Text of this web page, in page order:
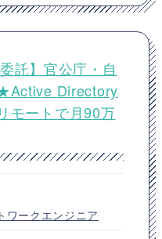
託】官公庁・自
Directory
モートで月90万
ワークエンジニア